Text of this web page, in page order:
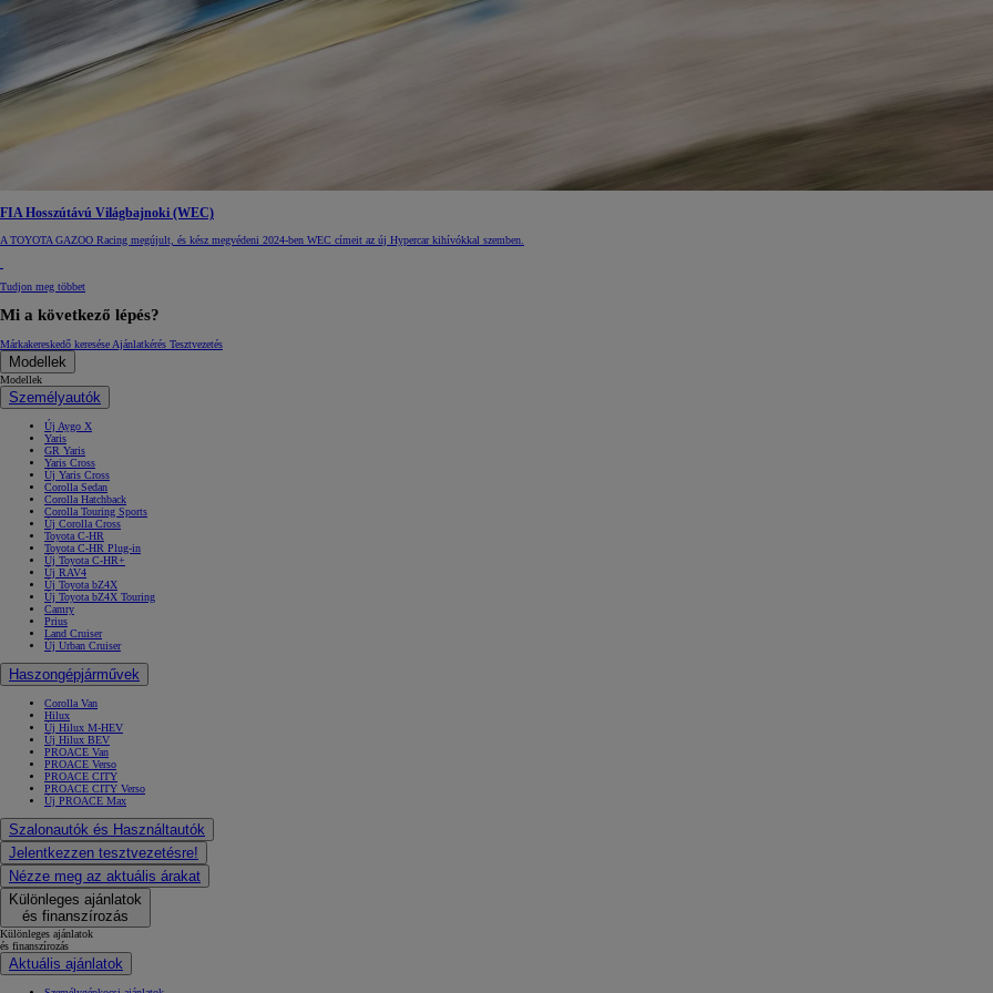
10 020 000 Ft-
Corolla Hatchback
HYBRID
FIA Hosszútávú Világbajnoki (WEC)
A TOYOTA GAZOO Racing megújult, és kész megvédeni 2024-ben WEC címeit az új Hypercar kihívókkal szemben.
Tudjon meg többet
Mi a következő lépés?
Márkakereskedő kereséseAjánlatkérés Tesztvezetés
Modellek
Modellek
Személyautók
Új Aygo X
Yaris
GR Yaris
Yaris Cross
Új Yaris Cross
Corolla Sedan
Corolla Hatchback
Corolla Touring Sports
Új Corolla Cross
Toyota C-HR
Toyota C-HR Plug-in
Új Toyota C-HR+
Új RAV4
Új Toyota bZ4X
Új Toyota bZ4X Touring
Camry
Prius
Land Cruiser
Új Urban Cruiser
Haszongépjárművek
Corolla Van
Hilux
Új Hilux M-HEV
Új Hilux BEV
PROACE Van
PROACE Verso
PROACE CITY
PROACE CITY Verso
Új PROACE Max
Szalonautók és Használtautók
Jelentkezzen tesztvezetésre!
Nézze meg az aktuális árakat
Különleges ajánlatok
és finanszírozás
Különleges ajánlatok
és finanszírozás
Aktuális ajánlatok